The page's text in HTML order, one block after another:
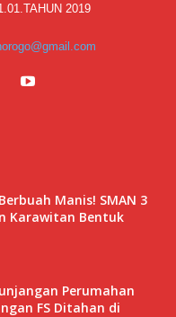
2019
Manis! SMAN 3
Karawitan Bentuk
Perumahan
FS Ditahan di